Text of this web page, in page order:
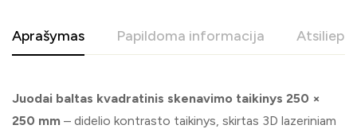
Aprašymas Papildoma informacija
Juodai baltas kvadratinis skenavimo taikinys 250 ×
250 mm – didelio kontrasto taikinys, skirtas 3D lazeriniam